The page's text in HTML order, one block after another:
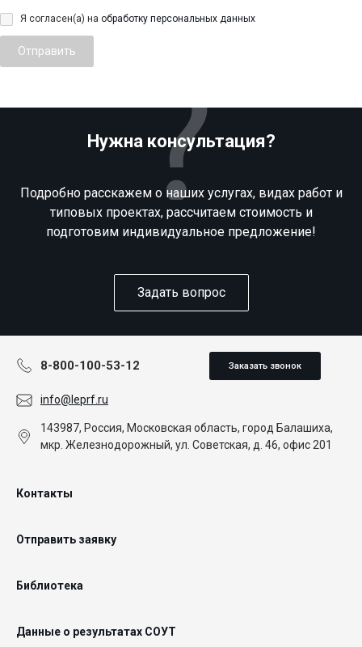
Я согласен(а) на обработку персональных данных
Отправить
Нужна консультация?
Подробно расскажем о наших услугах, видах работ и
типовых проектах, рассчитаем стоимость и
подготовим индивидуальное предложение!
Задать вопрос
8-800-100-53-12 Заказать звонок
info@leprf.ru
143987, Россия, Московская область, город Балашиха,
мкр. Железнодорожный, ул. Советская, д. 46, офис 201
Контакты
Отправить заявку
Библиотека
Данные о результатах СОУТ